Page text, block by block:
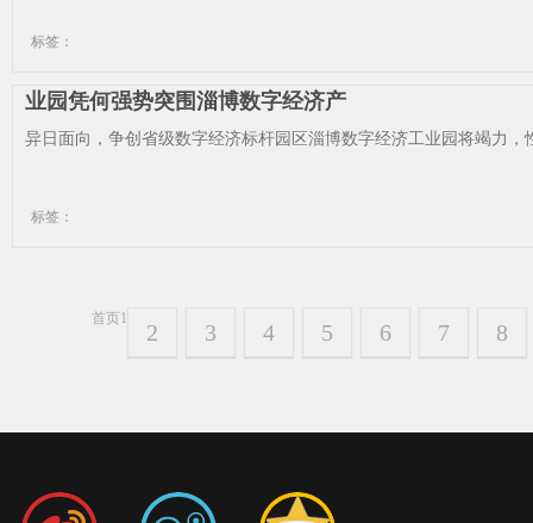
标签：
业园凭何强势突围淄博数字经济产
异日面向，争创省级数字经济标杆园区淄博数字经济工业园将竭力
标签：
首页1
2 3 4 5 6 7 8